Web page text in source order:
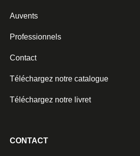
Auvents
Professionnels
Contact
Téléchargez notre catalogue
Téléchargez notre livret
CONTACT